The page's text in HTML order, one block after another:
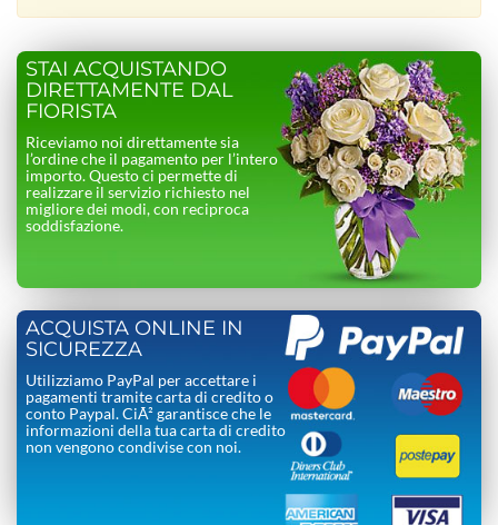
STAI ACQUISTANDO
DIRETTAMENTE DAL
FIORISTA
Riceviamo noi direttamente sia
l’ordine che il pagamento per l’intero
importo. Questo ci permette di
realizzare il servizio richiesto nel
migliore dei modi, con reciproca
soddisfazione.
ACQUISTA ONLINE IN
SICUREZZA
Utilizziamo PayPal per accettare i
pagamenti tramite carta di credito o
conto Paypal. CiÃ² garantisce che le
informazioni della tua carta di credito
non vengono condivise con noi.